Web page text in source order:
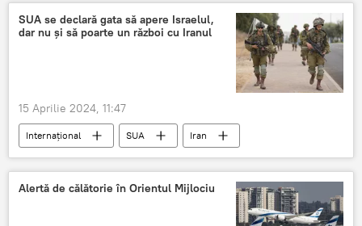
scheme
Scheme dubioase PAS
SUA se declară gata să apere Israelul,
dar nu și să poarte un război cu Iranul
15 Aprilie 2024, 11:47
Internațional SUA
Iran
Israel
Alertă de călătorie în Orientul Mijlociu